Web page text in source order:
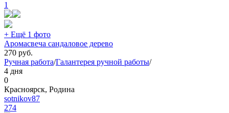
1
+ Ещё 1 фото
Аромасвеча сандаловое дерево
270 руб.
Ручная работа/Галантерея ручной работы/
4 дня
0
Красноярск, Родина
sotnikov87
274